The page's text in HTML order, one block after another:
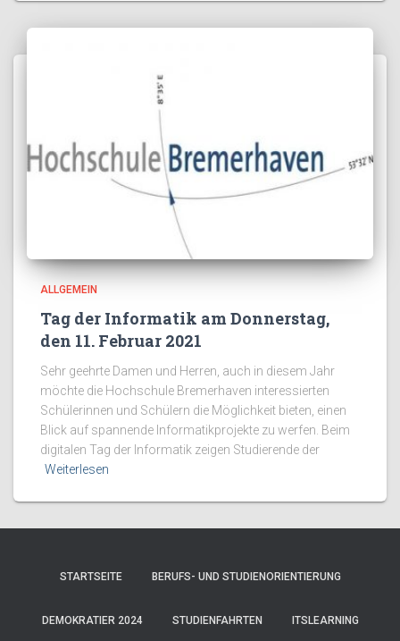
ALLGEMEIN
Tag der Informatik am Donnerstag,
den 11. Februar 2021
Sehr geehrte Damen und Herren, auch in diesem Jahr
möchte die Hochschule Bremerhaven interessierten
Schülerinnen und Schülern die Möglichkeit bieten, einen
Blick auf spannende Informatikprojekte zu werfen. Beim
digitalen Tag der Informatik zeigen Studierende der
Weiterlesen
STARTSEITE BERUFS- UND STUDIENORIENTIERUNG
DEMOKRATIER 2024 STUDIENFAHRTEN ITSLEARNING